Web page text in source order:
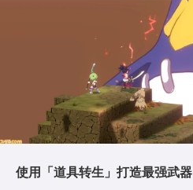
使用「道具转生」打造最强武器